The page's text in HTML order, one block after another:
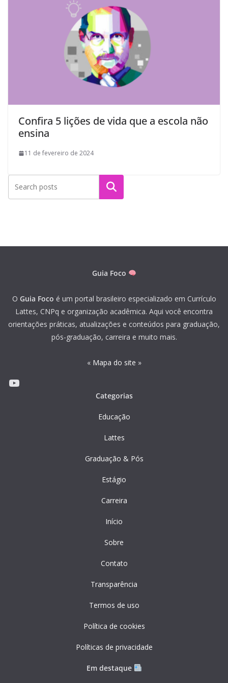
Confira 5 lições de vida que a escola não
ensina
11 de fevereiro de 2024
Pesquisar
Guia Foco
O Guia Foco é um portal brasileiro especializado em Currículo
Lattes, CNPq e organização acadêmica. Aqui você encontra
orientações práticas, atualizações e conteúdos para graduação,
pós-graduação, carreira e muito mais.
« Mapa do site »
Youtube
Categorias
Educação
Lattes
Graduação & Pós
Estágio
Carreira
Início
Sobre
Contato
Transparência
Termos de uso
Política de cookies
Políticas de privacidade
Em destaque